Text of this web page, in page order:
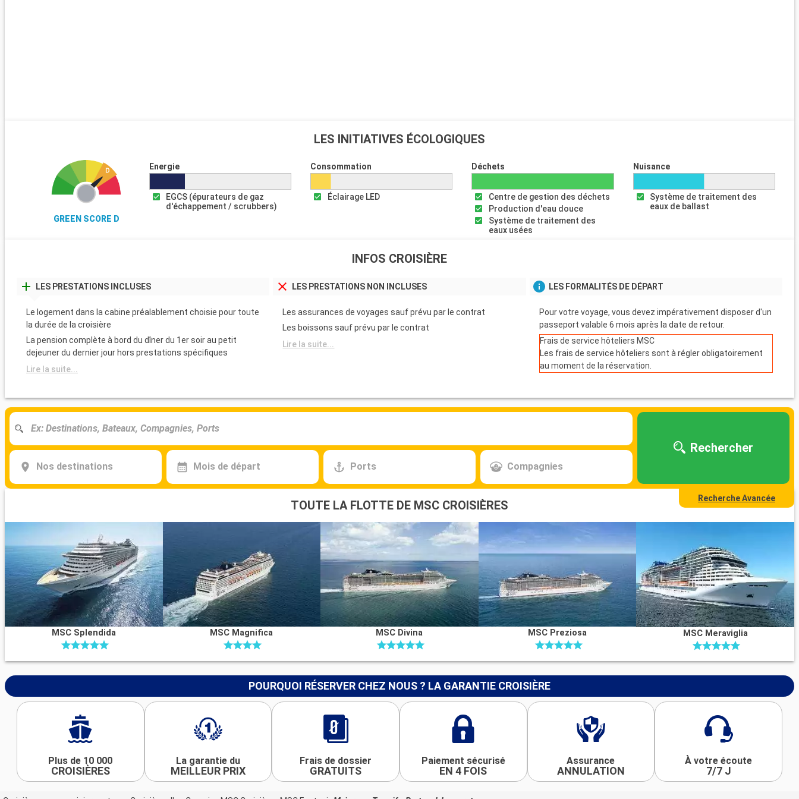
LES INITIATIVES ÉCOLOGIQUES
GREEN SCORE D
Energie
EGCS (épurateurs de gaz
d'échappement / scrubbers)
Consommation
Éclairage LED
Déchets
Centre de gestion des déchets
Production d'eau douce
Système de traitement des
eaux usées
Nuisance
Système de traitement des
eaux de ballast
INFOS CROISIÈRE
LES PRESTATIONS INCLUSES
Le logement dans la cabine préalablement choisie pour toute
la durée de la croisière
La pension complète à bord du dîner du 1er soir au petit
dejeuner du dernier jour hors prestations spécifiques
Lire la suite...
LES PRESTATIONS NON INCLUSES
Les assurances de voyages sauf prévu par le contrat
Les boissons sauf prévu par le contrat
Lire la suite...
LES FORMALITÉS DE DÉPART
Pour votre voyage, vous devez impérativement disposer d'un
passeport valable 6 mois après la date de retour.
Frais de service hôteliers MSC
Les frais de service hôteliers sont à régler obligatoirement
au moment de la réservation.
Nos destinations Mois de départ Ports Compagnies
Rechercher
Recherche Avancée
TOUTE LA FLOTTE DE MSC CROISIÈRES
MSC Splendida MSC Magnifica MSC Divina MSC Preziosa MSC Meraviglia
POURQUOI RÉSERVER CHEZ NOUS ? LA GARANTIE CROISIÈRE
Plus de 10 000
CROISIÈRES
La garantie du
MEILLEUR PRIX
Frais de dossier
GRATUITS
Paiement sécurisé
EN 4 FOIS
Assurance
ANNULATION
À votre écoute
7/7 J